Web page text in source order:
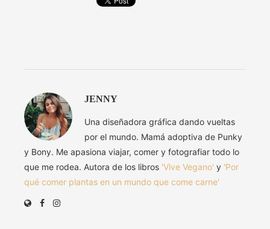
JENNY
Una diseñadora gráfica dando vueltas
por el mundo. Mamá adoptiva de Punky
y Bony. Me apasiona viajar, comer y fotografiar todo lo
que me rodea. Autora de los libros 'Vive Vegano' y 'Por
qué comer plantas en un mundo que come carne'